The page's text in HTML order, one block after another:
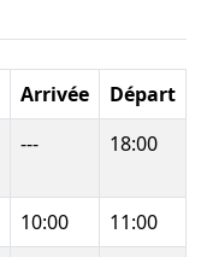
Arrivée
Départ
--- 18:00
10:00
11:00